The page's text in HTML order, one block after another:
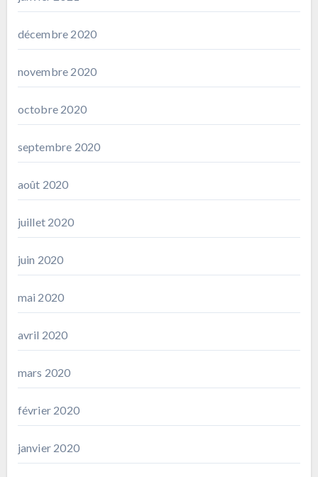
décembre 2020
novembre 2020
octobre 2020
septembre 2020
août 2020
juillet 2020
juin 2020
mai 2020
avril 2020
mars 2020
février 2020
janvier 2020